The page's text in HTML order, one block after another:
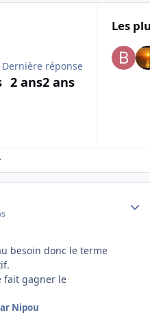
Dernière réponse
2 ans2 ans
Les
topic overview
besoin donc le terme
fait gagner le
Nipou